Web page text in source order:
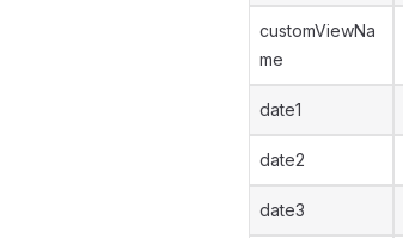
customViewNa
me
date1
date2
date3